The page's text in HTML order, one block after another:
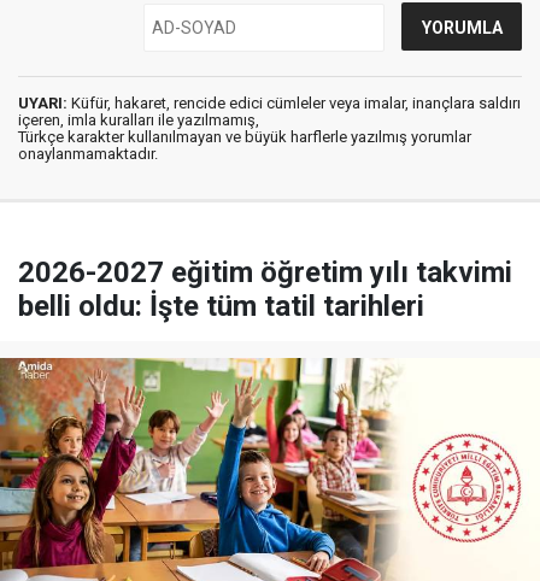
UYARI: Küfür, hakaret, rencide edici cümleler veya imalar, inançlara saldırı
içeren, imla kuralları ile yazılmamış,
Türkçe karakter kullanılmayan ve büyük harflerle yazılmış yorumlar
onaylanmamaktadır.
2026-2027 eğitim öğretim yılı takvimi
belli oldu: İşte tüm tatil tarihleri